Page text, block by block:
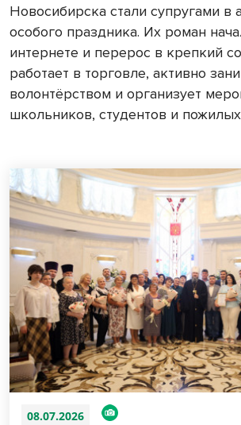
Новосибирска стали супругами в
особого праздника. Их роман
интернете и перерос в крепкий
работает в торговле, активно
волонтёрством и организует
школьников, студентов и
08.07.2026